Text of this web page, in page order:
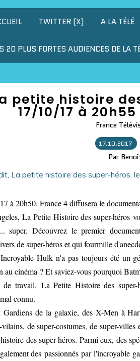
TWITTER (X) A LA TÉLÉ
20 PLUS FORTES AUDIENCES DE LA
petite histoire
17/10/17 à
France
17.10.2017
Par
à 20h50, France 4 diffusera le
La Petite Histoire des super-héros
super. Découvrez le premier
de super-héros et qui fourmille
Hulk n'a pas toujours été un
au cinéma ? Et saviez-vous pourquoi
travail, La Petite Histoire des super-
connu.
Gardiens de la galaxie, des X-Men à
de super-costumes, de super-
des super-héros. Parmi eux, des
des passionnés par l'incroyable